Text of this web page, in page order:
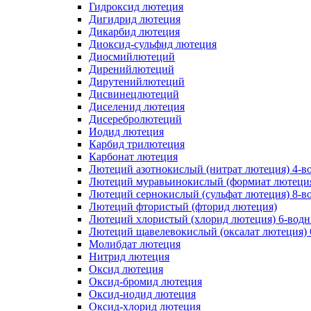
Гидроксид лютеция
Дигидрид лютеция
Дикарбид лютеция
Диоксид-сульфид лютеция
Диосмийлютеций
Диренийлютеций
Дирутенийлютеций
Дисвинецлютеций
Диселенид лютеция
Дисеребролютеций
Иодид лютеция
Карбид трилютеция
Карбонат лютеция
Лютеций азотнокислый (нитрат лютеция) 4-
Лютеций муравьинокислый (формиат
Лютеций сернокислый (сульфат лютеция) 8-
Лютеций фтористый (фторид лютеция)
Лютеций хлористый (хлорид лютеция) 6-
Лютеций щавелевокислый (оксалат лютеция)
Молибдат лютеция
Нитрид лютеция
Оксид лютеция
Оксид-бромид лютеция
Оксид-иодид лютеция
Оксид-хлорид лютеция